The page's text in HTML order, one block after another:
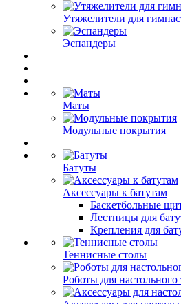
Утяжелители для
Эспандеры
Маты
Модульные покрытия
Батуты
Аксессуары к батутам
Баскетбольные
Лестницы для
Крепления для
Теннисные столы
Роботы для настольного